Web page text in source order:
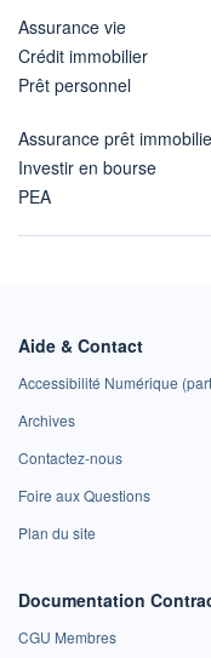
Assurance vie
Crédit immobilier
Prêt personnel
Assurance prêt
Investir en bourse
PEA
Aide & Contact
Accessibilité Numérique
Archives
Contactez-nous
Foire aux Questions
Plan du site
Documentation
CGU Membres